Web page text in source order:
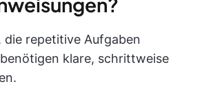
die repetitive Aufgaben
klare, schrittweise